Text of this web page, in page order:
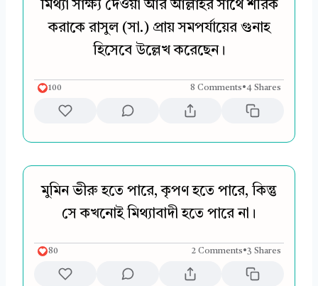
মিথ্যা সাক্ষ্য দেওয়া আর আল্লাহর সাথে শরিক
করাকে রাসুল (সা.) প্রায় সমপর্যায়ের গুনাহ
হিসেবে উল্লেখ করেছেন।
100 8 Comments•4 Shares
মুমিন ভীরু হতে পারে, কৃপণ হতে পারে, কিন্তু
সে কখনোই মিথ্যাবাদী হতে পারে না।
80 2 Comments•3 Shares